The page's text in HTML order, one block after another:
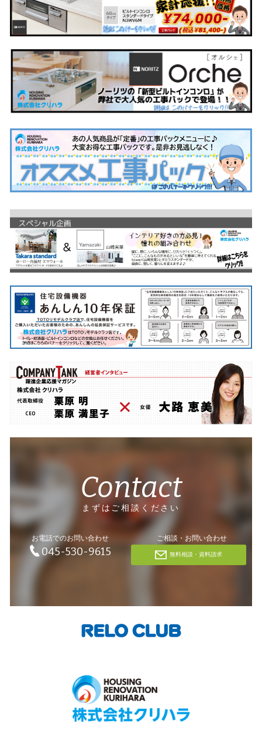
Contact
まずはご相談ください
お電話でのお問い合わせ
045-530-9615
ご相談・お問い合わせ
無料相談・資料請求